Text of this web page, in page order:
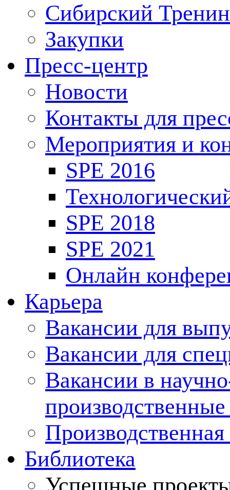
Сибирский
Закупки
Пресс-центр
Новости
Контакты для
Мероприятия и
SPE 2016
SPE 2018
SPE 2021
Онлайн
Карьера
Вакансии для
Вакансии для
Вакансии в
Производственная
Библиотека